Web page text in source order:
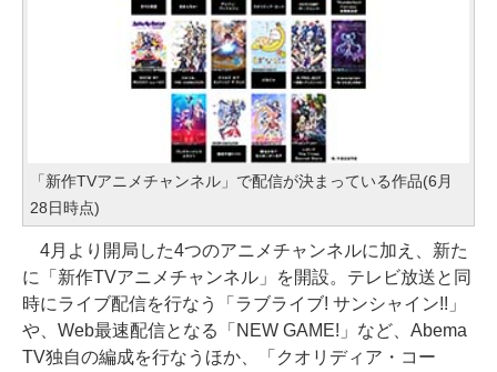
「新作TVアニメチャンネル」で配信が決まっている作品(6月
28日時点)
4月より開局した4つのアニメチャンネルに加え、新た
に「新作TVアニメチャンネル」を開設。テレビ放送と同
時にライブ配信を行なう「ラブライブ! サンシャイン!!」
や、Web最速配信となる「NEW GAME!」など、Abema
TV独自の編成を行なうほか、「クオリディア・コー